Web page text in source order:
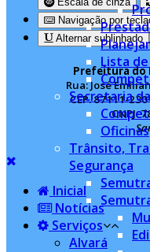
Lista de
Secretaria
Oficinas
Trânsito,
Segurança
Navigação por
Alternar sublinhado
Prefeitura do
Rua: José
CEP. 87111-
CNPJ:
Inicial
Notícias
Serviços
Alvará